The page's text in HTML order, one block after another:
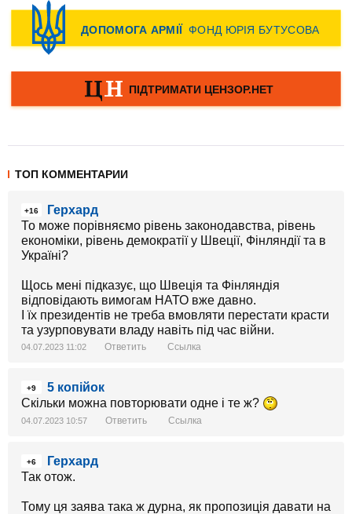
ТОП КОММЕНТАРИИ
+16
Герхард
То може порівняємо рівень законодавства, рівень
економіки, рівень демократії у Швеції, Фінляндії та в
Україні?
Щось мені підказує, що Швеція та Фінляндія
відповідають вимогам НАТО вже давно.
І їх президентів не треба вмовляти перестати красти
та узурповувати владу навіть під час війни.
04.07.2023 11:02 Ответить Ссылка
+9
5 копійок
Скільки можна повторювати одне і те ж?
04.07.2023 10:57 Ответить Ссылка
+6
Герхард
Так отож.
Тому ця заява така ж дурна, як пропозиція давати на